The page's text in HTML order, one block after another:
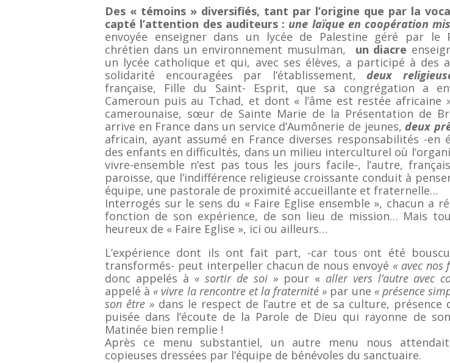
Des « témoins » diversifiés, tant par l’origine que par la
capté l’attention des auditeurs : une laïque en coopération
envoyée enseigner dans un lycée de Palestine géré par le
chrétien dans un environnement musulman, un diacre
un lycée catholique et qui, avec ses élèves, a participé à des
solidarité encouragées par l’établissement,deux
française, Fille du Saint- Esprit, que sa congrégation a
Cameroun puis au Tchad, et dont « l’âme est restée africaine
camerounaise, sœur de Sainte Marie de la Présentation de
arrive en France dans un service d’Aumônerie de jeunes,deux
africain, ayant assumé en France diverses responsabilités -en
des enfants en difficultés, dans un milieu interculturel où
vivre-ensemble n’est pas tous les jours facile-, l’autre,
paroisse, que l’indifférence religieuse croissante conduit à
équipe, une pastorale de proximité accueillante et fraternelle…
Interrogés sur le sens du « Faire Eglise ensemble », chacun a
fonction de son expérience, de son lieu de mission… Mais
heureux de « Faire Eglise », ici ou ailleurs…
L’expérience dont ils ont fait part, -car tous ont été
transformés- peut interpeller chacun de nous envoyé « avec nos
donc appelés à « sortir de soi »pour « aller vers l’autre avec
appelé à « vivre la rencontre et la fraternité » par une « présence
son être » dans le respect de l’autre et de sa culture, présence
puisée dans l’écoute de la Parole de Dieu qui rayonne de
Matinée bien remplie !
Après ce menu substantiel, un autre menu nous
copieuses dressées par l’équipe de bénévoles du sanctuaire.